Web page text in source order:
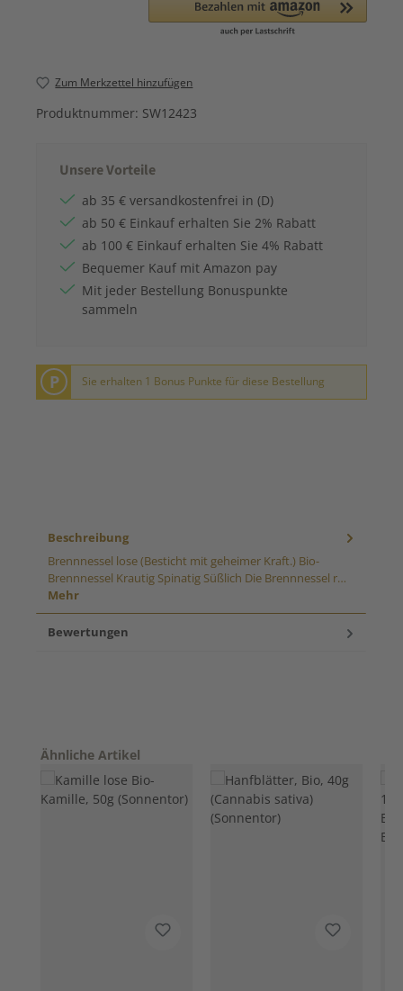
Zum Merkzettel hinzufügen
Produktnummer: SW12423
Unsere Vorteile
ab 35 € versandkostenfrei in (D)
ab 50 € Einkauf erhalten Sie 2% Rabatt
ab 100 € Einkauf erhalten Sie 4% Rabatt
Bequemer Kauf mit Amazon pay
Mit jeder Bestellung Bonuspunkte
sammeln
P Sie erhalten 1 Bonus Punkte für diese Bestellung
Beschreibung
Brennnessel lose (Besticht mit geheimer Kraft.) Bio-
Brennnessel Krautig Spinatig Süßlich Die Brennnessel r…
Mehr
Bewertungen
Produktgalerie überspringen
Ähnliche Artikel